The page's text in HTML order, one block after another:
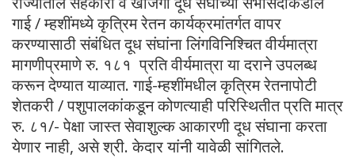
गाई / म्हशींमध्ये कृत्रिम रेतन कार्यक्रमांतर्गत वापर
करण्यासाठी संबंधित दूध संघांना लिंगविनिश्चित वीर्यमात्रा
मागणीप्रमाणे रु. १८१ प्रति वीर्यमात्रा या दराने उपलब्ध
करून देण्यात याव्यात. गाई-म्हशींमधील कृत्रिम रेतनापोटी
शेतकरी / पशुपालकांकडून कोणत्याही परिस्थितीत प्रति मात्र
रु. ८१/- पेक्षा जास्त सेवाशुल्क आकारणी दूध संघाना करता
येणार नाही, असे श्री. केदार यांनी यावेळी सांगितले.